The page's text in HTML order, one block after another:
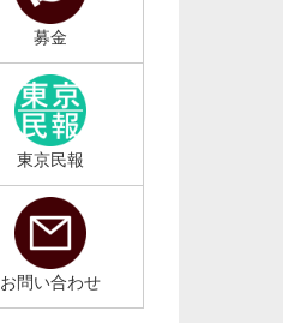
募金
東京民報
お問い合わせ